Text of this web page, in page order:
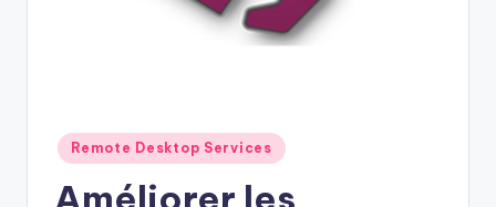
Posted
in
Remote Desktop Services
Améliorer les